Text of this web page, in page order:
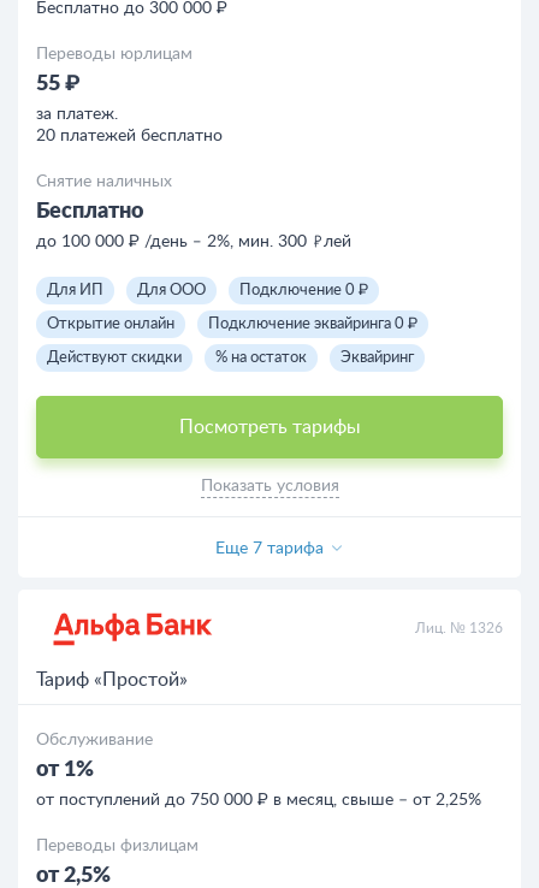
Бесплатно до 300 000 ₽
Переводы юрлицам
55 ₽
за платеж.
20 платежей бесплатно
Снятие наличных
Бесплатно
до 100 000 ₽ /день ‒ 2%, мин. 300 лей
Для ИП Для ООО Подключение 0 ₽
Открытие онлайн Подключение эквайринга 0 ₽
Действуют скидки % на остаток Эквайринг
Посмотреть тарифы
Показать условия
Еще 7 тарифа
Лиц. № 1326
Тариф «Простой»
Обслуживание
от 1%
от поступлений до 750 000 ₽ в месяц, свыше – от 2,25%
Переводы физлицам
от 2,5%